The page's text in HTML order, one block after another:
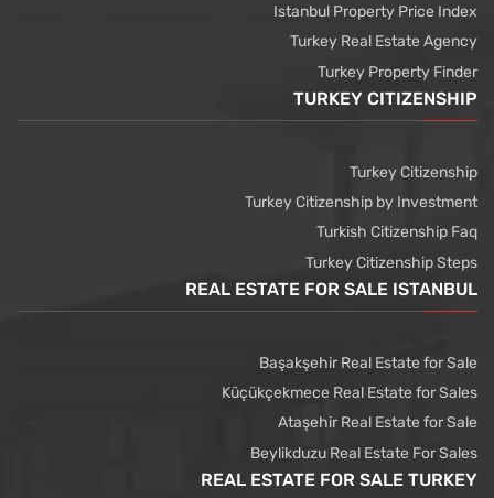
Istanbul Property Price Index
Turkey Real Estate Agency
Turkey Property Finder
TURKEY CITIZENSHIP
Turkey Citizenship
Turkey Citizenship by Investment
Turkish Citizenship Faq
Turkey Citizenship Steps
REAL ESTATE FOR SALE ISTANBUL
Başakşehir Real Estate for Sale
Küçükçekmece Real Estate for Sales
Ataşehir Real Estate for Sale
Beylikduzu Real Estate For Sales
REAL ESTATE FOR SALE TURKEY